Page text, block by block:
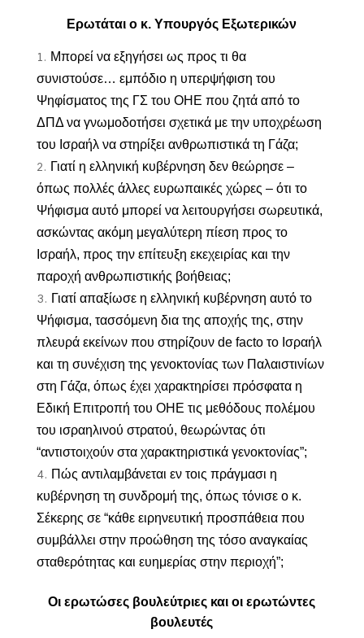
Ερωτάται ο κ. Υπουργός Εξωτερικών
Μπορεί να εξηγήσει ως προς τι θα
συνιστούσε… εμπόδιο η υπερψήφιση του
Ψηφίσματος της ΓΣ του ΟΗΕ που ζητά από το
ΔΠΔ να γνωμοδοτήσει σχετικά με την υποχρέωση
του Ισραήλ να στηρίξει ανθρωπιστικά τη Γάζα;
Γιατί η ελληνική κυβέρνηση δεν θεώρησε –
όπως πολλές άλλες ευρωπαικές χώρες – ότι το
Ψήφισμα αυτό μπορεί να λειτουργήσει σωρευτικά,
ασκώντας ακόμη μεγαλύτερη πίεση προς το
Ισραήλ, προς την επίτευξη εκεχειρίας και την
παροχή ανθρωπιστικής βοήθειας;
Γιατί απαξίωσε η ελληνική κυβέρνηση αυτό το
Ψήφισμα, τασσόμενη δια της αποχής της, στην
πλευρά εκείνων που στηρίζουν de facto το Ισραήλ
και τη συνέχιση της γενοκτονίας των Παλαιστινίων
στη Γάζα, όπως έχει χαρακτηρίσει πρόσφατα η
Εδική Επιτροπή του ΟΗΕ τις μεθόδους πολέμου
του ισραηλινού στρατού, θεωρώντας ότι
“αντιστοιχούν στα χαρακτηριστικά γενοκτονίας”;
Πώς αντιλαμβάνεται εν τοις πράγμασι η
κυβέρνηση τη συνδρομή της, όπως τόνισε ο κ.
Σέκερης σε “κάθε ειρηνευτική προσπάθεια που
συμβάλλει στην προώθηση της τόσο αναγκαίας
σταθερότητας και ευημερίας στην περιοχή”;
Οι ερωτώσες βουλεύτριες και οι ερωτώντες
βουλευτές